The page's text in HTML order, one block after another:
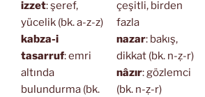
izzet: şeref,
yücelik (bk. a-z-z)
kabza-i
tasarruf: emri
altında
bulundurma (bk.
çeşitli, birden
fazla
nazar: bakış,
dikkat (bk. n-ẓ-r)
nâzır: gözlemci
(bk. n-ẓ-r)